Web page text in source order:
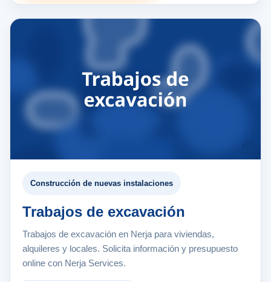
Construcción de nuevas instalaciones
Trabajos de excavación
Trabajos de excavación en Nerja para viviendas,
alquileres y locales. Solicita información y presupuesto
online con Nerja Services.